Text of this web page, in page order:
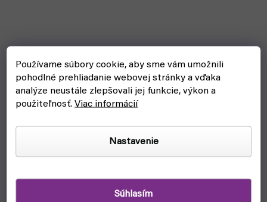
Používame súbory cookie, aby sme vám umožnili
pohodlné prehliadanie webovej stránky a vďaka
analýze neustále zlepšovali jej funkcie, výkon a
použiteľnosť.Viac informácií
Nastavenie
Súhlasím